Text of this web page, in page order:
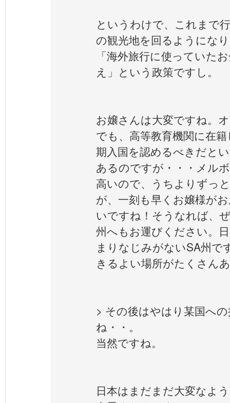
というわけで、これまで
の観光地を回るようにな
「海外旅行に使っていた
え」という政策ですし。
お嬢さんは大変ですね。
でも、高等教育機関に在
期入国を認めるべきだと
あるのですが・・・メル
高いので、うちよりずっ
が、一刻も早くお嬢様が
いですね！そうなれば、
州へもお運びください。
まりなじみがないSA州で
きるよい場所がたくさん
> その後はやはり某国へ
ね・・。
当然ですね。
日本はまだまだ大変なよ